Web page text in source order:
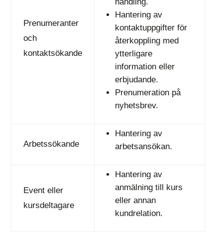
Prenumeranter
och
kontaktsökande
Hantering av
kontaktuppgifter för
återkoppling med
ytterligare
information eller
erbjudande.
Prenumeration på
nyhetsbrev.
Arbetssökande
Hantering av
arbetsansökan.
Event eller
kursdeltagare
Hantering av
anmälning till kurs
eller annan
kundrelation.